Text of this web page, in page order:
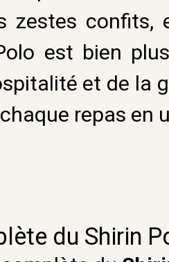
zestes confits,
est bien
et de la
repas en
du Shirin